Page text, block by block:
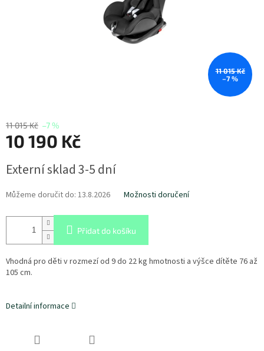
11 015 Kč
–7 %
11 015 Kč –7 %
10 190 Kč
cena:
Externí sklad 3-5 dní
Můžeme doručit do: 13.8.2026 Možnosti doručení
Přidat do košíku
Vhodná pro děti v rozmezí od 9 do 22 kg hmotnosti a výšce dítěte 76 až
105 cm.
Detailní informace